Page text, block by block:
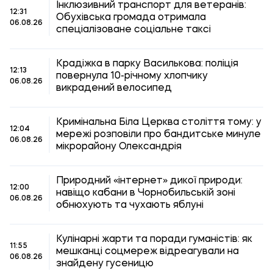
12:31
06.08.26
Інклюзивний транспорт для ветеранів:
Обухівська громада отримала
спеціалізоване соціальне таксі
12:13
06.08.26
Крадіжка в парку Василькова: поліція
повернула 10-річному хлопчику
викрадений велосипед
12:04
06.08.26
Кримінальна Біла Церква століття тому: у
мережі розповіли про бандитське минуле
мікрорайону Олександрія
12:00
06.08.26
Природний «інтернет» дикої природи:
навіщо кабани в Чорнобильській зоні
обнюхують та чухають яблуні
11:55
06.08.26
Кулінарні жарти та поради гуманістів: як
мешканці соцмереж відреагували на
знайдену гусеницю